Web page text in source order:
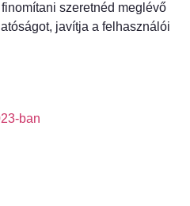
szeretnéd meglévő
javítja a felhasználói
ban